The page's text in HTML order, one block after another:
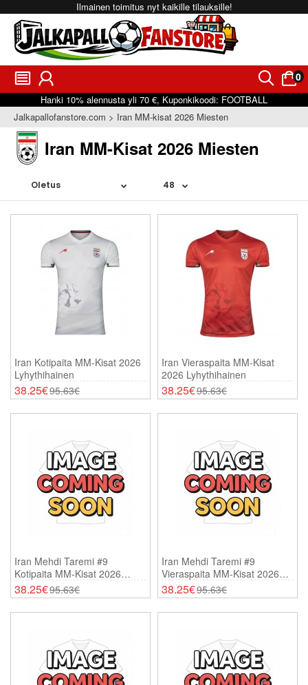
Ilmainen toimitus nyt kaikille tilauksille!
󰂩 󰃳 󰂨 0
󰃠
Hanki 10% alennusta yli 70 €, Kuponkikoodi: FOOTBALL
Jalkapallofanstore.com
Iran MM-kisat 2026 Miesten
Iran MM-Kisat 2026 Miesten
Iran Kotipaita MM-Kisat 2026
Lyhythihainen
38.25€95.63€
Iran Vieraspaita MM-Kisat
2026 Lyhythihainen
38.25€95.63€
Iran Mehdi Taremi #9
Kotipaita MM-Kisat 2026
Lyhythihainen
38.25€95.63€
Iran Mehdi Taremi #9
Vieraspaita MM-Kisat 2026
Lyhythihainen
38.25€95.63€